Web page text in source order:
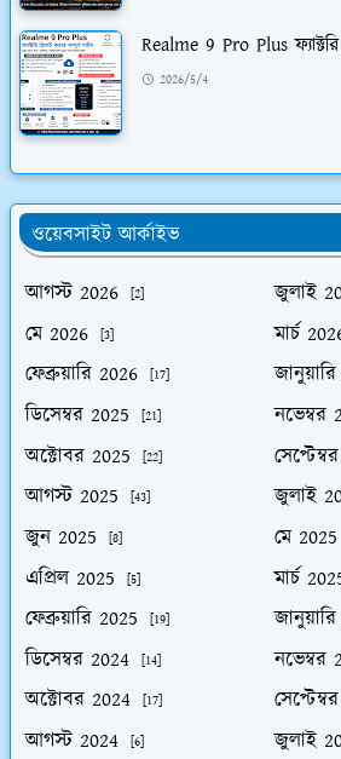
Realme 9 Pro Plus
2026/5/4
ওয়েবসাইট আর্কাইভ
আগস্ট 2026
[2] জুলাই
মে 2026 [3] মার্চ
ফেব্রুয়ারি 2026 [17]
ডিসেম্বর 2025 [21] নভেম্বর
অক্টোবর 2025 [22]
আগস্ট 2025 [43] জুলাই
জুন 2025 [8] মে 2025
এপ্রিল 2025 [5] মার্চ
ফেব্রুয়ারি 2025 [19]
ডিসেম্বর 2024 [14] নভেম্বর
অক্টোবর 2024 [17]
আগস্ট 2024 [6] জুলাই